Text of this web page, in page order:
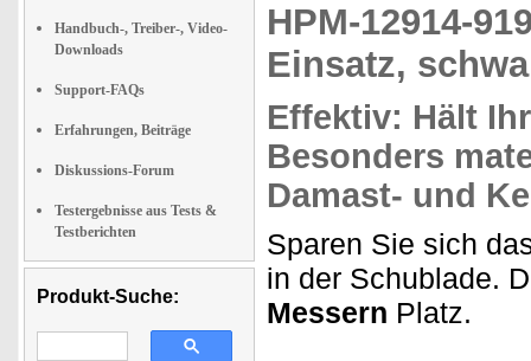
Handbuch-, Treiber-, Video-
Downloads
Support-FAQs
Erfahrungen, Beiträge
Diskussions-Forum
Testergebnisse aus Tests &
Testberichten
Produkt-Suche:
HPM-12914-
Einsatz,
Effektiv: Hält
Besonders
Damast- und
Sparen Sie sich
in der Schublade.
Messern Platz.